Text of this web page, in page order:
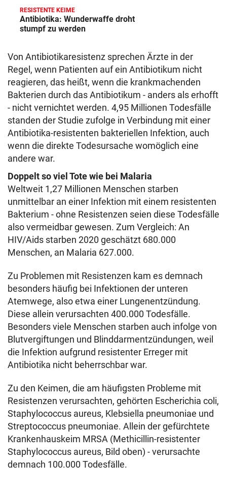
RESISTENTE KEIME
Antibiotika: Wunderwaffe droht
stumpf zu werden
Von Antibiotikaresistenz sprechen Ärzte in der
Regel, wenn Patienten auf ein Antibiotikum nicht
reagieren, das heißt, wenn die krankmachenden
Bakterien durch das Antibiotikum - anders als erhofft
- nicht vernichtet werden. 4,95 Millionen Todesfälle
standen der Studie zufolge in Verbindung mit einer
Antibiotika-resistenten bakteriellen Infektion, auch
wenn die direkte Todesursache womöglich eine
andere war.
Doppelt so viel Tote wie bei Malaria
Weltweit 1,27 Millionen Menschen starben
unmittelbar an einer Infektion mit einem resistenten
Bakterium - ohne Resistenzen seien diese Todesfälle
also vermeidbar gewesen. Zum Vergleich: An
HIV/Aids starben 2020 geschätzt 680.000
Menschen, an Malaria 627.000.
Zu Problemen mit Resistenzen kam es demnach
besonders häufig bei Infektionen der unteren
Atemwege, also etwa einer Lungenentzündung.
Diese allein verursachten 400.000 Todesfälle.
Besonders viele Menschen starben auch infolge von
Blutvergiftungen und Blinddarmentzündungen, weil
die Infektion aufgrund resistenter Erreger mit
Antibiotika nicht beherrschbar war.
Zu den Keimen, die am häufigsten Probleme mit
Resistenzen verursachten, gehörten Escherichia coli,
Staphylococcus aureus, Klebsiella pneumoniae und
Streptococcus pneumoniae. Allein der gefürchtete
Krankenhauskeim MRSA (Methicillin-resistenter
Staphylococcus aureus, Bild oben) - verursachte
demnach 100.000 Todesfälle.